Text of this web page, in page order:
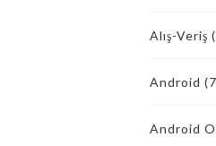
Alış-Veriş
Android
Android